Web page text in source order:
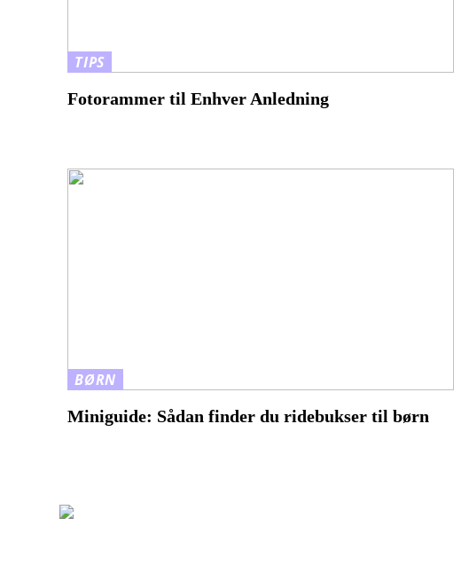
TIPS
Fotorammer til Enhver Anledning
BØRN
Miniguide: Sådan finder du ridebukser til børn